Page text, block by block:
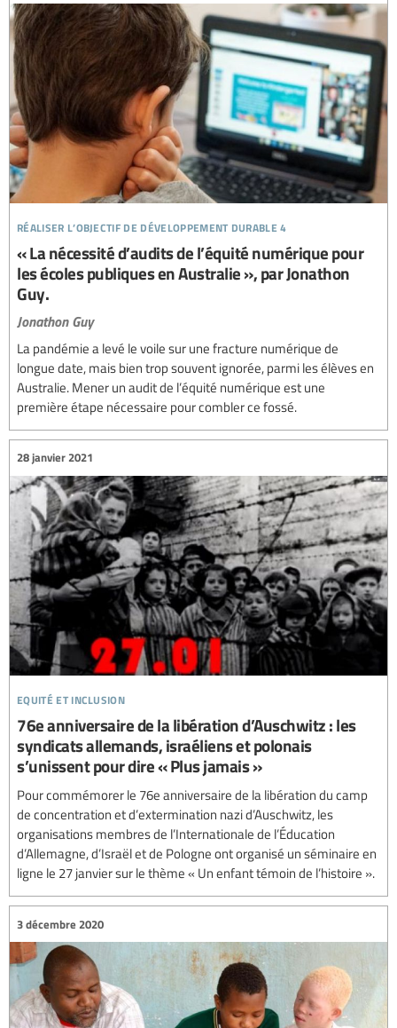
réaliser l’objectif de développement durable 4
« La nécessité d’audits de l’équité numérique pour
les écoles publiques en Australie », par Jonathon
Guy.
Jonathon Guy
La pandémie a levé le voile sur une fracture numérique de
longue date, mais bien trop souvent ignorée, parmi les élèves en
Australie. Mener un audit de l’équité numérique est une
première étape nécessaire pour combler ce fossé.
equité et inclusion
28 janvier 2021
76e anniversaire de la libération d’Auschwitz : les
syndicats allemands, israéliens et polonais
s’unissent pour dire « Plus jamais »
Pour commémorer le 76e anniversaire de la libération du camp
de concentration et d’extermination nazi d’Auschwitz, les
organisations membres de l’Internationale de l’Éducation
d’Allemagne, d’Israël et de Pologne ont organisé un séminaire en
ligne le 27 janvier sur le thème « Un enfant témoin de l’histoire ».
3 décembre 2020